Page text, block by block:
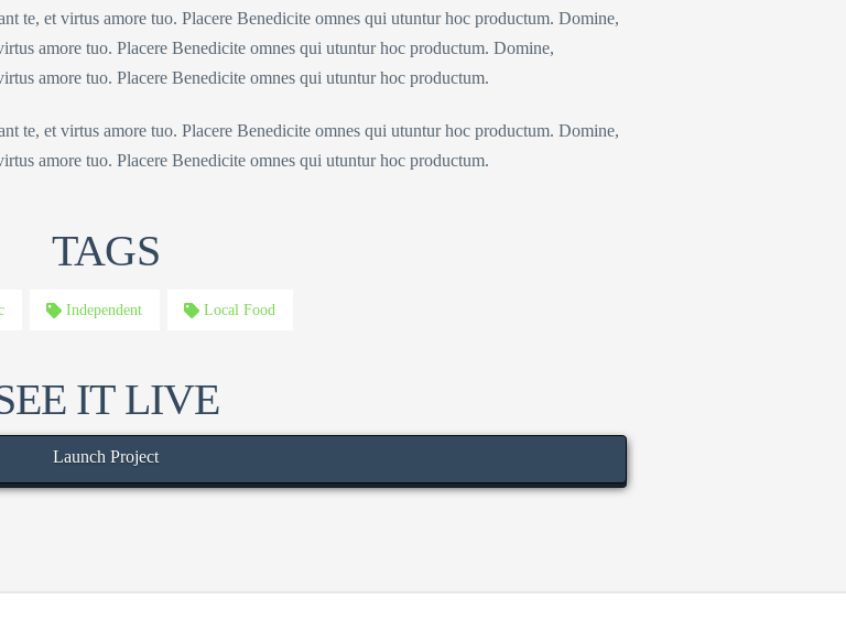
te, et virtus amore tuo. Placere Benedicite omnes qui utuntur hoc productum. Domine,
amore tuo. Placere Benedicite omnes qui utuntur hoc productum. Domine,
amore tuo. Placere Benedicite omnes qui utuntur hoc productum.
te, et virtus amore tuo. Placere Benedicite omnes qui utuntur hoc productum. Domine,
amore tuo. Placere Benedicite omnes qui utuntur hoc productum.
TAGS
Independent Local Food
IT LIVE
Launch Project